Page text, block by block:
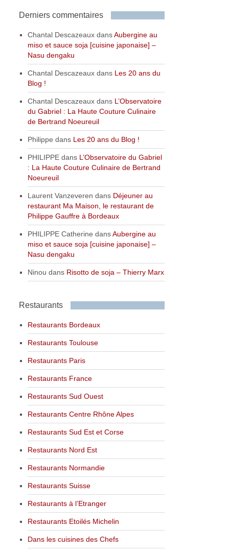
Derniers commentaires
Chantal Descazeaux dansAubergine au
miso et sauce soja [cuisine japonaise] –
Nasu dengaku
Chantal Descazeaux dans Les 20 ans du
Blog !
Chantal Descazeaux dans L’Observatoire
du Gabriel : La Haute Couture Culinaire
de Bertrand Noeureuil
Philippe dans Les 20 ans du Blog !
PHILIPPE dans L’Observatoire du Gabriel
: La Haute Couture Culinaire de Bertrand
Noeureuil
Laurent Vanzeveren dans Déjeuner au
restaurant Ma Maison, le restaurant de
Philippe Gauffre à Bordeaux
PHILIPPE Catherine dansAubergine au
miso et sauce soja [cuisine japonaise] –
Nasu dengaku
Ninou dans Risotto de soja – Thierry Marx
Restaurants
Restaurants Bordeaux
Restaurants Toulouse
Restaurants Paris
Restaurants France
Restaurants Sud Ouest
Restaurants Centre Rhône Alpes
Restaurants Sud Est et Corse
Restaurants Nord Est
Restaurants Normandie
Restaurants Suisse
Restaurants à l’Etranger
Restaurants Etoilés Michelin
Dans les cuisines des Chefs